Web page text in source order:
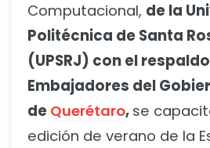
Computacional, de la
Politécnica de Santa
(UPSRJ) con el
Embajadores del
de Querétaro, se
edición de verano de la